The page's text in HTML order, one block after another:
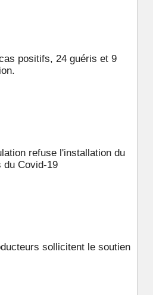
positifs, 24 guéris et 9
refuse l'installation du
du Covid-19
sollicitent le soutien